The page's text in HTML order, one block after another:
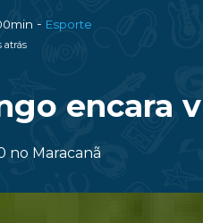
- Esporte
atrás
encara
no Maracanã